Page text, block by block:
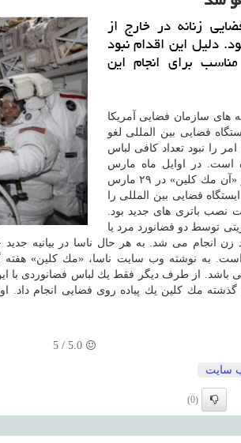
زنانه در خارج از
دلیل این اقدام نبود
برای انجام این
های سازمان فضایی آمریكا
فضایی بین المللی لغو
را نبود تعداد كافی لباس
است. در اوایل ماه مارس
میلادی ناسا اعلام نمود «كریستینا كوخ» و «آن مك كلین» در ۲۹ مارس
فضایی بین المللی را
نصب باتری های جدید بود.
توسط دو فضانورد مرد یا
انجام می شد. به هر حال ناسا در بیانیه جدید
است. به نوشته وب سایت ناسا، «مك كلین»
باشد. از طرف دیگر فقط یك لباس فضانوردی با
گذشته مك كلین یك پیاده روی فضایی انجام
5.0
/
5
سایت
(0)